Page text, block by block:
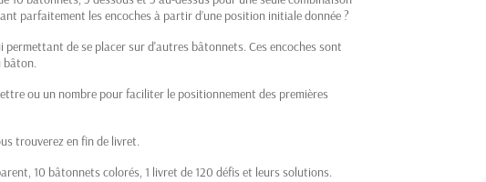
parfaitement les encoches à partir d’une position initiale donnée ?
de se placer sur d'autres bâtonnets. Ces encoches sont
bâton.
ou un nombre pour faciliter le positionnement des premières
trouverez en fin de livret.
10 bâtonnets colorés, 1 livret de 120 défis et leurs solutions.